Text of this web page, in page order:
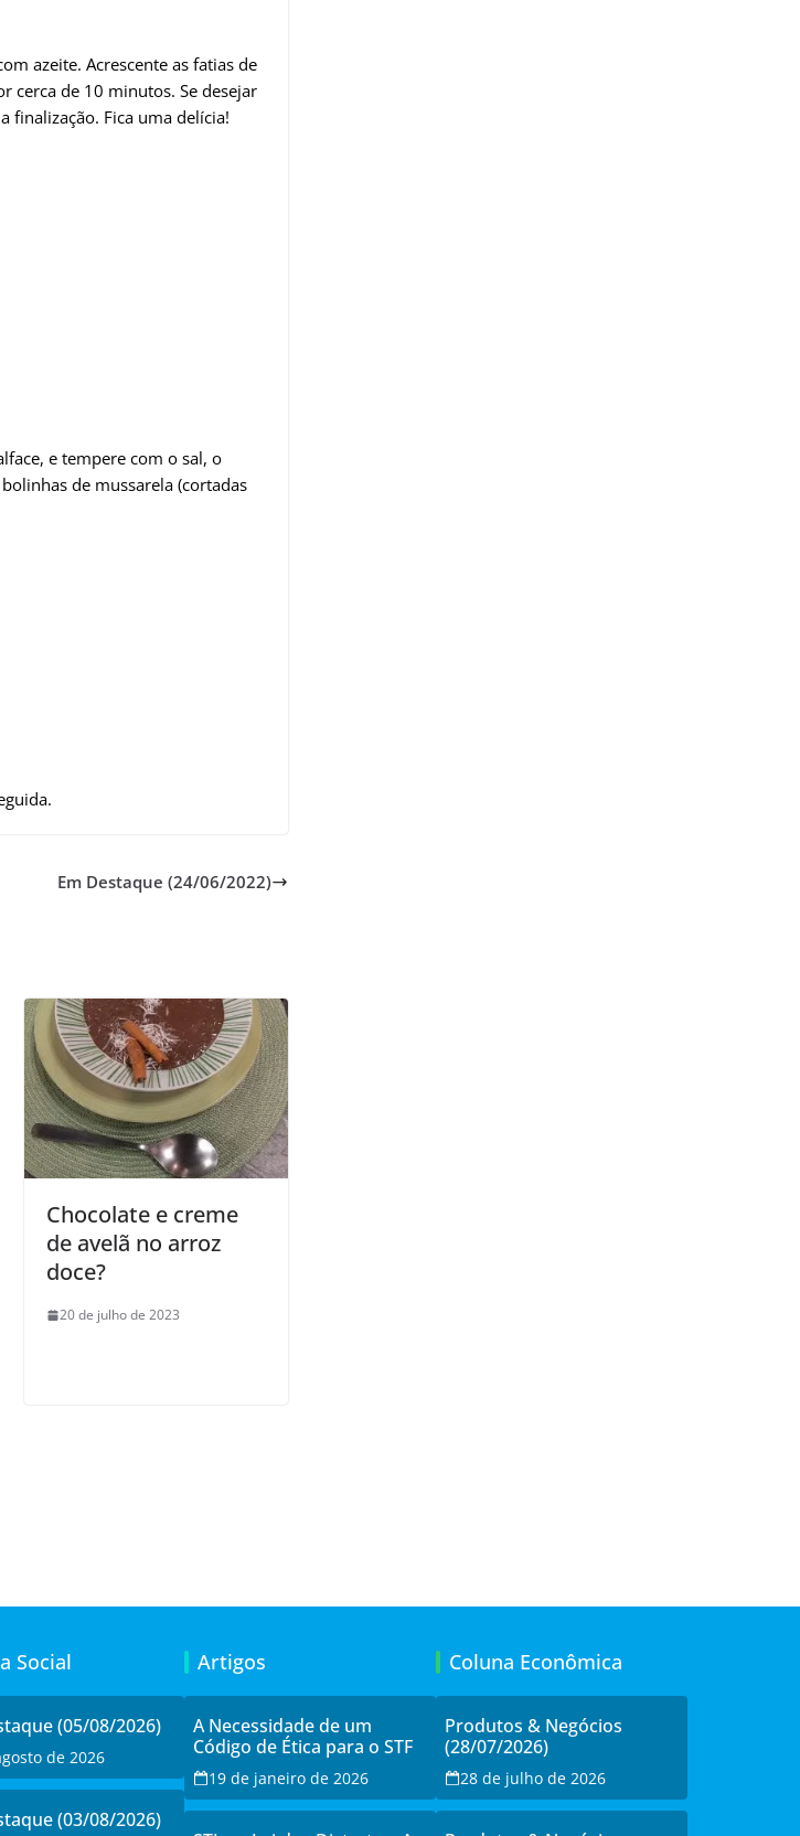
azeite. Acrescente as fatias de
cerca de 10 minutos. Se desejar
finalização. Fica uma delícia!
e tempere com o sal, o
de mussarela (cortadas
Em Destaque (24/06/2022)
Chocolate e creme
de avelã no arroz
doce?
20 de julho de 2023
Social
(05/08/2026)
de 2026
(03/08/2026)
Artigos
A Necessidade de um
Código de Ética para o STF
19 de janeiro de 2026
Coluna Econômica
Produtos & Negócios
(28/07/2026)
28 de julho de 2026